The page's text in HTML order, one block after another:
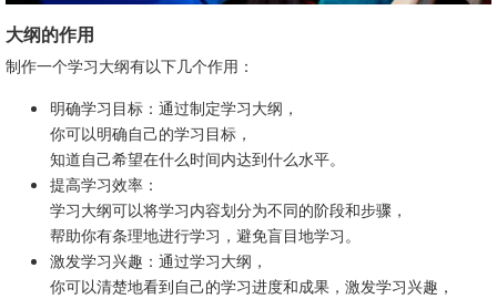
大纲的作用
制作一个学习大纲有以下几个作用：
明确学习目标：通过制定学习大纲，
你可以明确自己的学习目标，
知道自己希望在什么时间内达到什么水平。
提高学习效率：
学习大纲可以将学习内容划分为不同的阶段和步骤，
帮助你有条理地进行学习，避免盲目地学习。
激发学习兴趣：通过学习大纲，
你可以清楚地看到自己的学习进度和成果，激发学习兴趣，